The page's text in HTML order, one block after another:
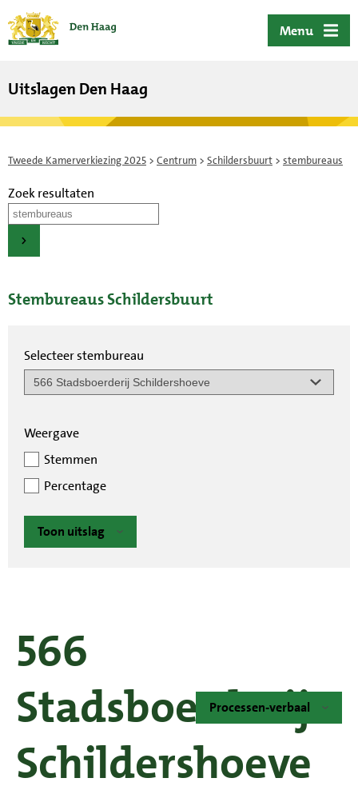
Menu
Uitslagen Den Haag
Tweede Kamerverkiezing 2025 > Centrum > Schildersbuurt > stembureaus
Zoek resultaten
Stembureaus Schildersbuurt
Selecteer stembureau
Weergave
Stemmen
Percentage
Toon uitslag
566
Stadsboerderij
Schildershoeve
Processen-verbaal